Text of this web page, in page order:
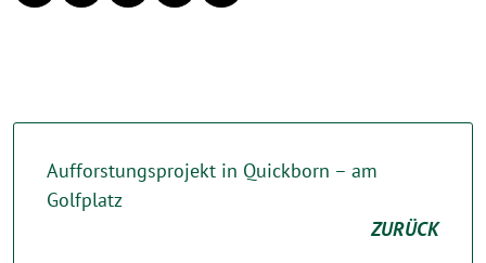
Aufforstungsprojekt in Quickborn – am
Golfplatz
ZURÜCK